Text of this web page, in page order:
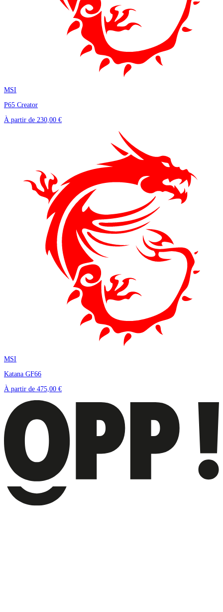
MSI
P65 Creator
À partir de 230,00 €
MSI
Katana GF66
À partir de 475,00 €